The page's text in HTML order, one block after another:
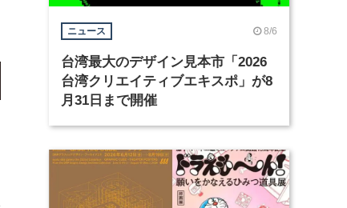
ニュース 8/6
台湾最大のデザイン見本市「2026
台湾クリエイティブエキスポ」が8
月31日まで開催